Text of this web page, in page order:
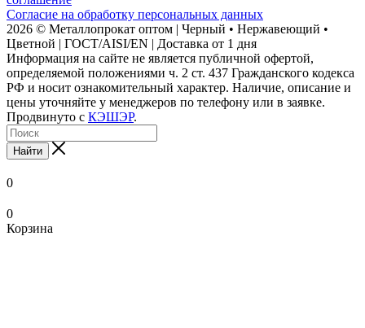
Согласие на обработку персональных данных
2026 © Металлопрокат оптом | Черный • Нержавеющий •
Цветной | ГОСТ/AISI/EN | Доставка от 1 дня
Информация на сайте не является публичной офертой,
определяемой положениями ч. 2 ст. 437 Гражданского кодекса
РФ и носит ознакомительный характер. Наличие, описание и
цены уточняйте у менеджеров по телефону или в заявке.
Продвинуто с КЭШЭР.
Найти
0
0
Корзина